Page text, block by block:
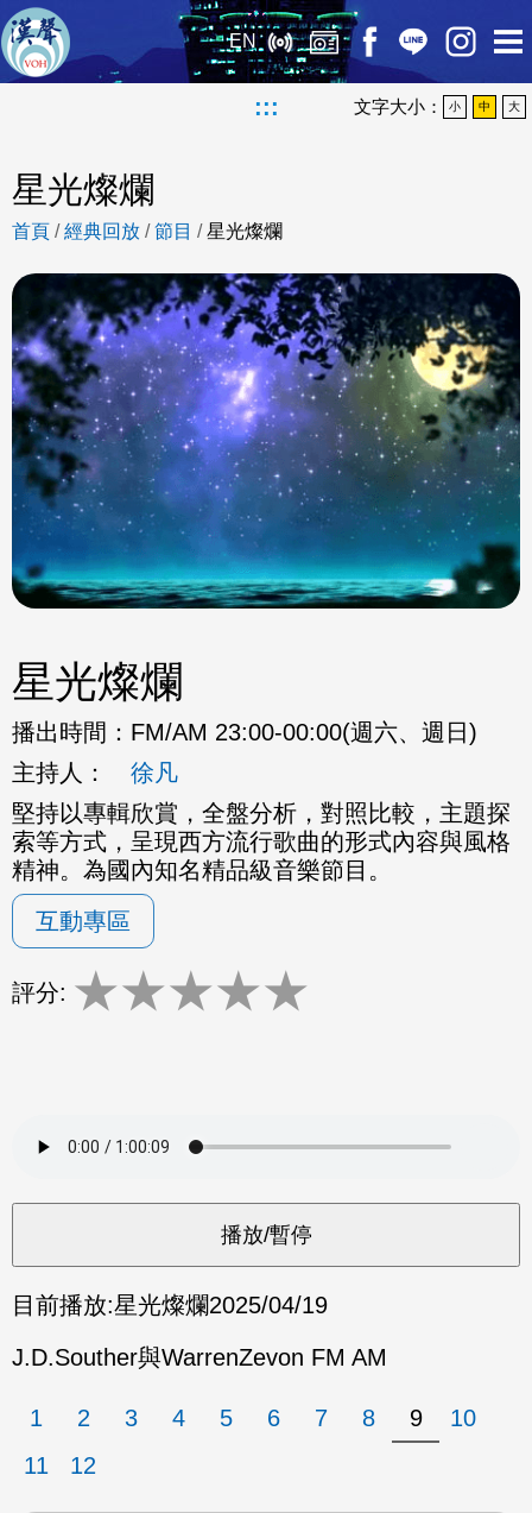
EN
::: 文字大小： 小 中 大
星光燦爛
首頁 /經典回放 /節目 /星光燦爛
星光燦爛
播出時間： FM/AM 23:00-00:00(週六、週日)
主持人：
徐凡
堅持以專輯欣賞，全盤分析，對照比較，主題探
索等方式，呈現西方流行歌曲的形式內容與風格
精神。為國內知名精品級音樂節目。
互動專區
評分: ★★★★★
目前播放:星光燦爛2025/04/19
J.D.Souther與WarrenZevon FM AM
1 2 3 4 5 6 7 8 9
10
11
12